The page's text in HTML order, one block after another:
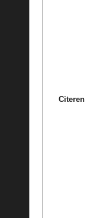
Citeren